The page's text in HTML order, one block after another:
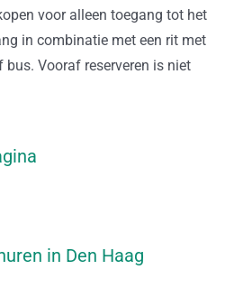
voor alleen toegang tot het
in combinatie met een rit met
Vooraf reserveren is niet
in Den Haag